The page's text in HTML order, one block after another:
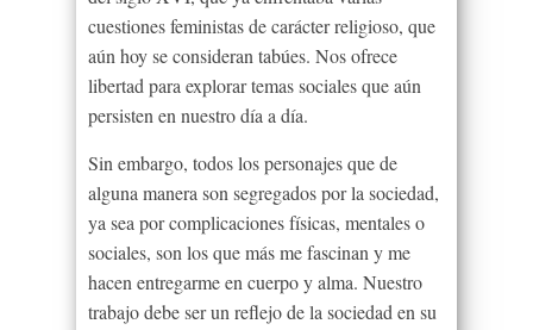
cuestiones feministas de carácter religioso, que
aún hoy se consideran tabúes. Nos ofrece
libertad para explorar temas sociales que aún
persisten en nuestro día a día.
Sin embargo, todos los personajes que de
alguna manera son segregados por la sociedad,
ya sea por complicaciones físicas, mentales o
sociales, son los que más me fascinan y me
hacen entregarme en cuerpo y alma. Nuestro
trabajo debe ser un reflejo de la sociedad en su